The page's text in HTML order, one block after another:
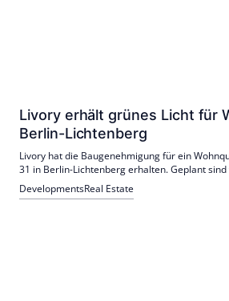
Livory erhält grünes Licht für
Berlin-Lichtenberg
Livory hat die Baugenehmigung für ein
31 in Berlin-Lichtenberg erhalten. Geplant
Wohnungen und einem Café; Baubeginn läuft,
vorgesehen.
DevelopmentsReal Estate